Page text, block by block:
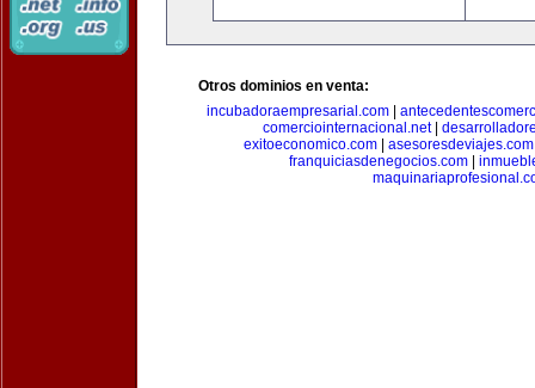
Otros dominios en venta:
incubadoraempresarial.com
comerciointernacional.net|
exitoeconomico.com| asesoresdeviajes.com
franquiciasdenegocios.com|